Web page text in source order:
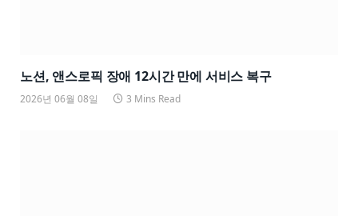
노션, 앤스로픽 장애 12시간 만에 서비스 복구
2026년 06월 08일 3 Mins Read